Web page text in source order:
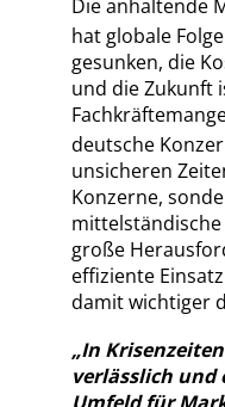
Die anhaltende
hat globale
gesunken, die
und die Zukunft
deutsche
unsicheren
Konzerne,
große
effiziente
damit wichtiger
„In
verlässlich und